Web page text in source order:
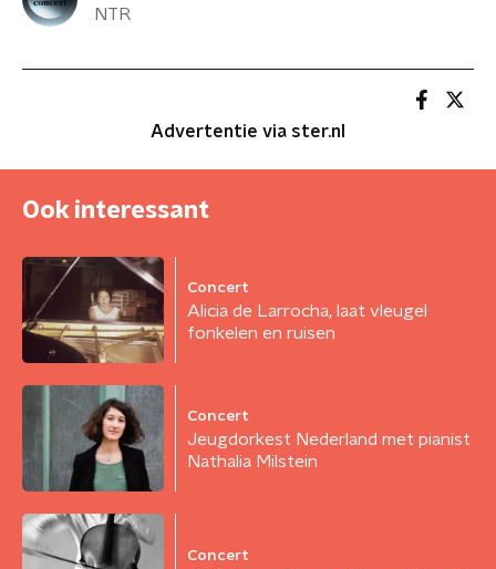
NTR
Advertentie via ster.nl
Ook interessant
Concert
Alicia de Larrocha, laat vleugel
fonkelen en ruisen
Concert
Jeugdorkest Nederland met pianist
Nathalia Milstein
Concert